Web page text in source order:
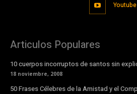
Youtube
Articulos Populares
10 cuerpos incorruptos de santos sin
18 noviembre, 2008
50 Frases Célebres de la Amistad y el